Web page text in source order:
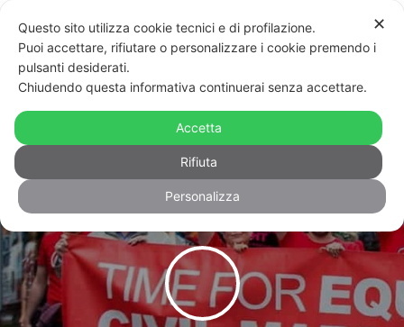
Irlanda, compagnia ferroviaria
chiede a coppia lesbica “prove del
matrimonio”
✕
Questo sito utilizza cookie tecnici e di profilazione.
Puoi accettare, rifiutare o personalizzare i cookie premendo i
pulsanti desiderati.
Chiudendo questa informativa continuerai senza accettare.
Accetta
Rifiuta
Personalizza